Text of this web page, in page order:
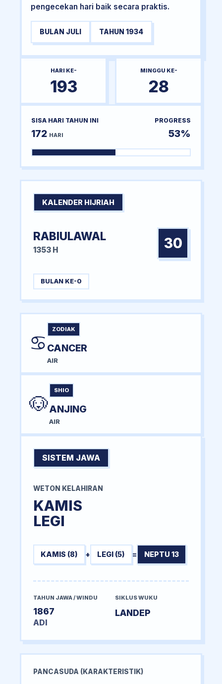
pengecekan hari baik secara praktis.
BULAN JULI TAHUN 1934
HARI KE-
193
MINGGU KE-
28
SISA HARI TAHUN INI
172 HARI
PROGRESS
53%
KALENDER HIJRIAH
RABIULAWAL
1353 H 30
BULAN KE-0
♋
ZODIAK
CANCER
AIR
🐶
SHIO
ANJING
AIR
SISTEM JAWA
WETON KELAHIRAN
KAMIS
LEGI
KAMIS (8) + LEGI (5) = NEPTU 13
TAHUN JAWA / WINDU
1867
ADI
SIKLUS WUKU
LANDEP
PANCASUDA (KARAKTERISTIK)